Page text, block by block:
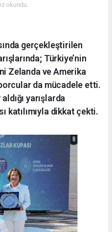
okundu.
gerçekleştirilen
Türkiye’nin
Zelanda ve Amerika
da mücadele etti.
yarışlarda
katılımıyla dikkat çekti.